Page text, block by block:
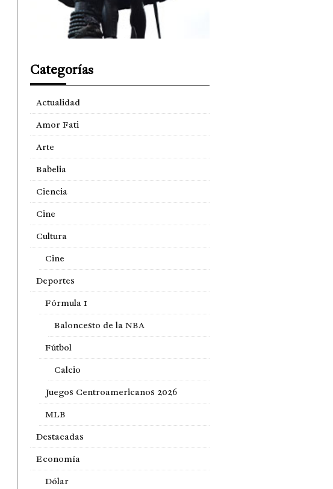
Categorías
Actualidad
Amor Fati
Arte
Babelia
Ciencia
Cine
Cultura
Cine
Deportes
Fórmula 1
Baloncesto de la NBA
Fútbol
Calcio
Juegos Centroamericanos 2026
MLB
Destacadas
Economía
Dólar